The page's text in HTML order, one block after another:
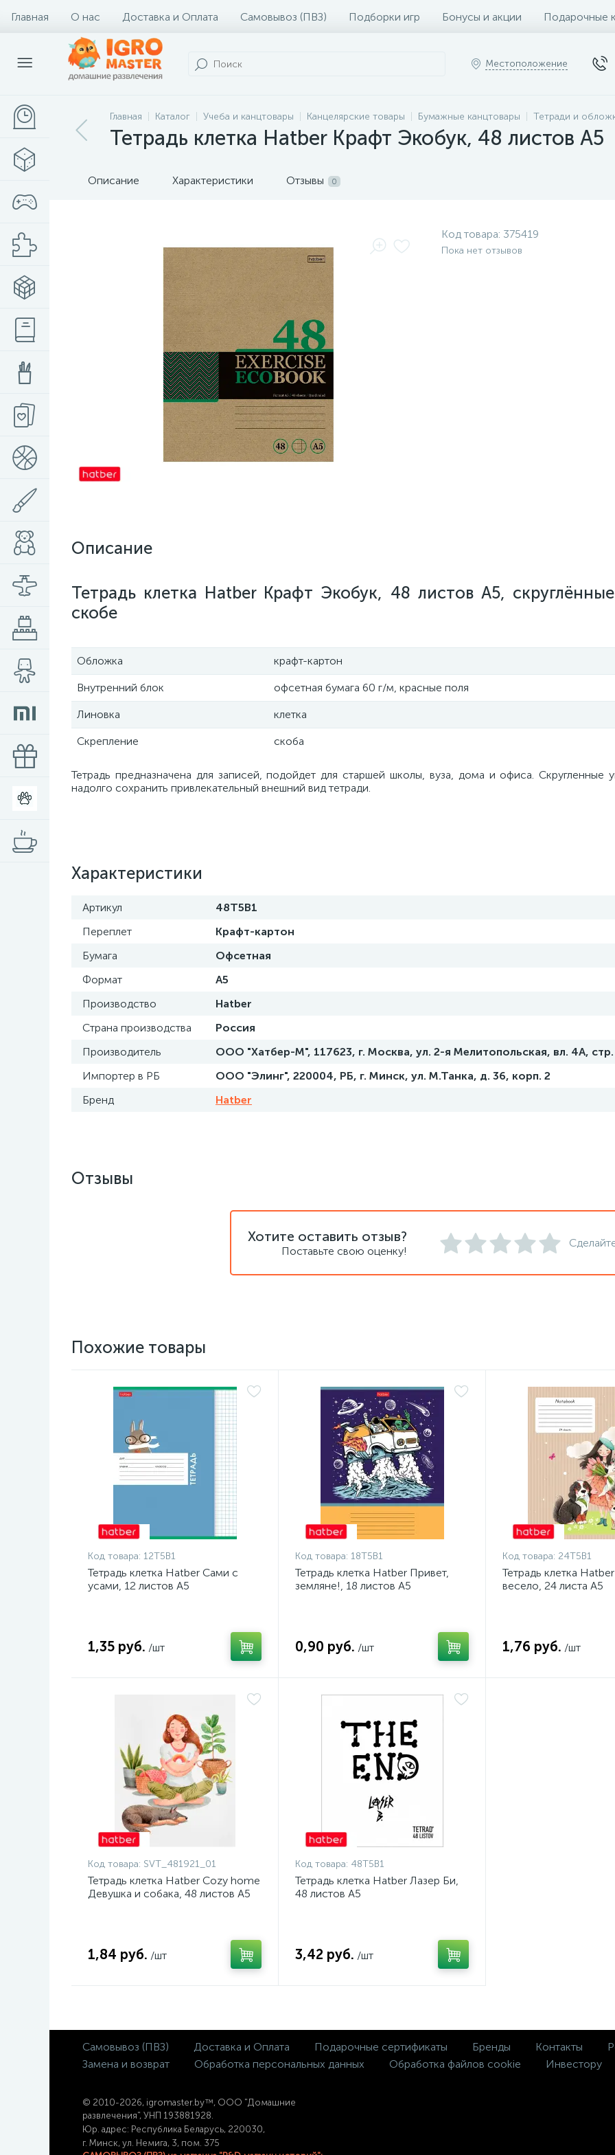
Главная О нас Доставка и Оплата Самовывоз (ПВЗ) Подборки игр Бонусы и акции Подарочные
Местоположение
Главная Каталог Учеба и канцтовары Канцелярские товары Бумажные канцтовары Тетради и
Тетрадь клетка Hatber Крафт Экобук, 48 листов А5
Описание Характеристики Отзывы 0
Код товара: 375419
Пока нет отзывов
Описание
Тетрадь клетка Hatber Крафт Экобук, 48 листов А5,
скобе
Обложка крафт-картон
Внутренний блок офсетная бумага 60 г/м, красные поля
Линовка клетка
Скрепление скоба
Тетрадь предназначена для записей, подойдет для старшей школы, вуза, дома и офиса. Скругленные
надолго сохранить привлекательный внешний вид тетради.
Характеристики
Артикул
48Т5В1
Переплет
Крафт-картон
Бумага
Офсетная
Формат
А5
Производство
Hatber
Страна производства
Россия
Производитель
ООО "Хатбер-М", 117623, г. Москва, ул. 2-я Мелитопольская, вл. 4А,
Импортер в РБ
ООО "Элинг", 220004, РБ, г. Минск, ул. М.Танка, д. 36, корп. 2
Бренд
Hatber
Отзывы
Хотите оставить отзыв?
Поставьте свою оценку!
Похожие товары
Код товара: 12Т5В1
Тетрадь клетка Hatber Сами с
усами, 12 листов А5
1,35 руб. /шт
Код товара: 18Т5В1
Тетрадь клетка Hatber Привет,
земляне!, 18 листов А5
0,90 руб. /шт
Код товара: 24Т5В1
Тетрадь клетка
весело, 24 листа А5
1,76 руб. /шт
Код товара: SVT_481921_01
Тетрадь клетка Hatber Cozy home
Девушка и собака, 48 листов А5
1,84 руб. /шт
Код товара: 48Т5В1
Тетрадь клетка Hatber Лазер Би,
48 листов А5
3,42 руб. /шт
Самовывоз (ПВЗ) Доставка и Оплата Подарочные сертификаты Бренды Контакты
Замена и возврат
Обработка персональных данных Обработка файлов cookie Инвестору
© 2010-2026, igromaster.by™, ООО "Домашние
развлечения", УНП 193881928.
Юр. адрес: Республика Беларусь, 220030,
г. Минск, ул. Немига, 3, пом. 375